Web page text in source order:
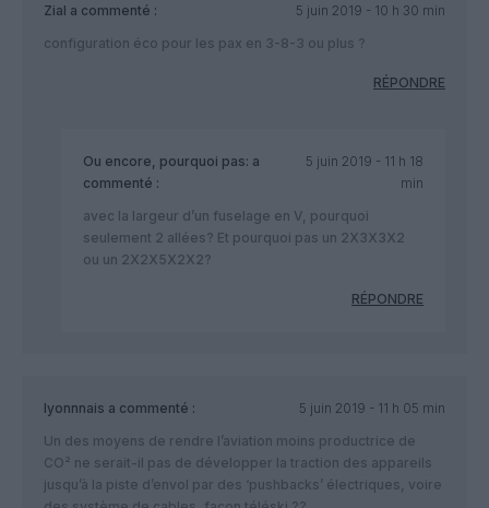
Zial a commenté :
5 juin 2019 - 10 h 30 min
configuration éco pour les pax en 3-8-3 ou plus ?
RÉPONDRE
Ou encore, pourquoi pas: a
commenté :
5 juin 2019 - 11 h 18
min
avec la largeur d’un fuselage en V, pourquoi
seulement 2 allées? Et pourquoi pas un 2X3X3X2
ou un 2X2X5X2X2?
RÉPONDRE
lyonnnais a commenté :
5 juin 2019 - 11 h 05 min
Un des moyens de rendre l’aviation moins productrice de
CO² ne serait-il pas de développer la traction des appareils
jusqu’à la piste d’envol par des ‘pushbacks’ électriques, voire